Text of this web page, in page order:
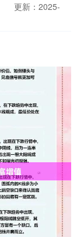
更新：2025-